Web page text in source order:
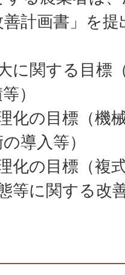
善計画書」を
に関する目標
）
化の目標（機
導入等）
化の目標（複
等に関する改